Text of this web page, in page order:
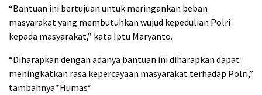
“Bantuan ini bertujuan untuk meringankan beban
masyarakat yang membutuhkan wujud kepedulian Polri
kepada masyarakat,” kata Iptu Maryanto.
“Diharapkan dengan adanya bantuan ini diharapkan dapat
meningkatkan rasa kepercayaan masyarakat terhadap Polri,”
tambahnya.*Humas*